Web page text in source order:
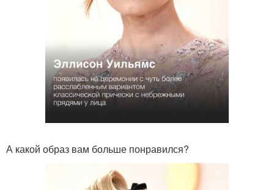
А какой образ вам больше понравился?